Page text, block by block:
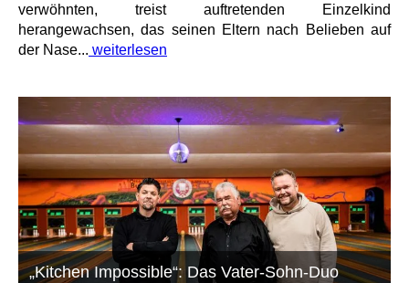
verwöhnten, treist auftretenden Einzelkind
herangewachsen, das seinen Eltern nach Belieben auf
der Nase... weiterlesen
„Kitchen Impossible“: Das Vater-Sohn-Duo